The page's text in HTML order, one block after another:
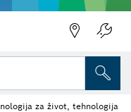
za život, tehnologija